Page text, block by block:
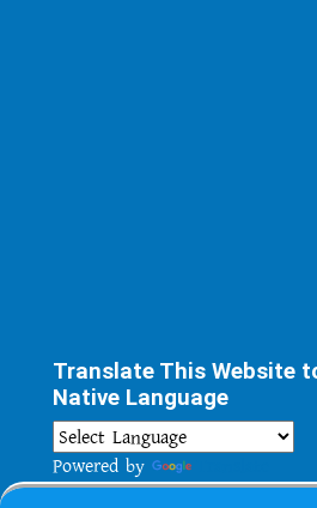
Translate This Website
Native Language
Powered by